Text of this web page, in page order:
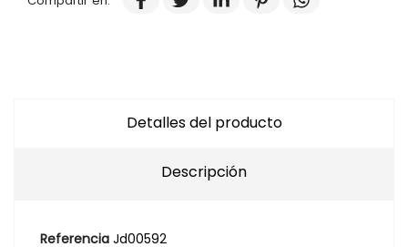
Detalles del producto
Descripción
Referencia Jd00592